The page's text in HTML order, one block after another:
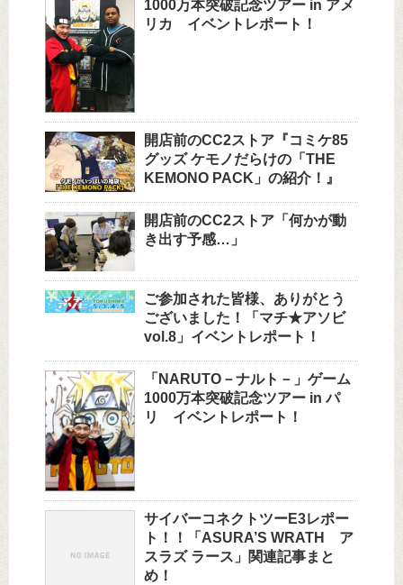
1000万本突破記念ツアー in アメ
リカ イベントレポート！
開店前のCC2ストア『コミケ85
グッズ ケモノだらけの「THE
KEMONO PACK」の紹介！』
開店前のCC2ストア「何かが動
き出す予感…」
ご参加された皆様、ありがとう
ございました！「マチ★アソビ
vol.8」イベントレポート！
「NARUTO－ナルト－」ゲーム
1000万本突破記念ツアー in パ
リ イベントレポート！
サイバーコネクトツーE3レポー
ト！！「ASURA’S WRATH ア
スラズ ラース」関連記事まと
め！